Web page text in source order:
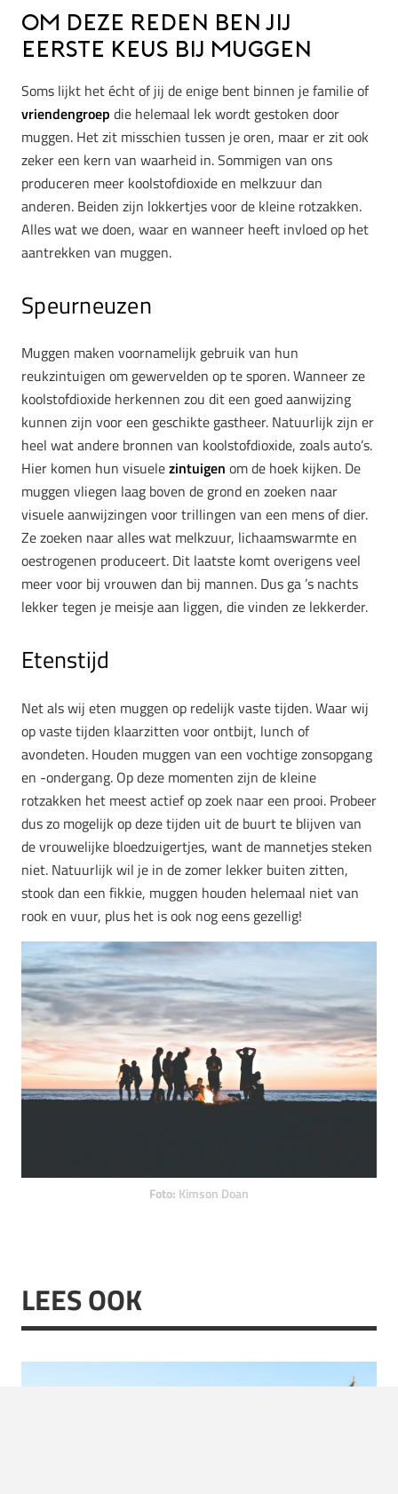
Om deze reden ben jij
eerste keus bij muggen
Soms lijkt het écht of jij de enige bent binnen je familie of
vriendengroep die helemaal lek wordt gestoken door
muggen. Het zit misschien tussen je oren, maar er zit ook
zeker een kern van waarheid in. Sommigen van ons
produceren meer koolstofdioxide en melkzuur dan
anderen. Beiden zijn lokkertjes voor de kleine rotzakken.
Alles wat we doen, waar en wanneer heeft invloed op het
aantrekken van muggen.
Speurneuzen
Muggen maken voornamelijk gebruik van hun
reukzintuigen om gewervelden op te sporen. Wanneer ze
koolstofdioxide herkennen zou dit een goed aanwijzing
kunnen zijn voor een geschikte gastheer. Natuurlijk zijn er
heel wat andere bronnen van koolstofdioxide, zoals auto’s.
Hier komen hun visuelezintuigen om de hoek kijken. De
muggen vliegen laag boven de grond en zoeken naar
visuele aanwijzingen voor trillingen van een mens of dier.
Ze zoeken naar alles wat melkzuur, lichaamswarmte en
oestrogenen produceert. Dit laatste komt overigens veel
meer voor bij vrouwen dan bij mannen. Dus ga ’s nachts
lekker tegen je meisje aan liggen, die vinden ze lekkerder.
Etenstijd
Net als wij eten muggen op redelijk vaste tijden. Waar wij
op vaste tijden klaarzitten voor ontbijt, lunch of
avondeten. Houden muggen van een vochtige zonsopgang
en -ondergang. Op deze momenten zijn de kleine
rotzakken het meest actief op zoek naar een prooi. Probeer
dus zo mogelijk op deze tijden uit de buurt te blijven van
de vrouwelijke bloedzuigertjes, want de mannetjes steken
niet. Natuurlijk wil je in de zomer lekker buiten zitten,
stook dan een fikkie, muggen houden helemaal niet van
rook en vuur, plus het is ook nog eens gezellig!
Foto: Kimson Doan
LEES OOK